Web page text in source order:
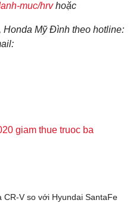
muc/hrvhoặc
Mỹ Đình theo hotline:
giam thue truoc ba
CR-V so với Hyundai SantaFe